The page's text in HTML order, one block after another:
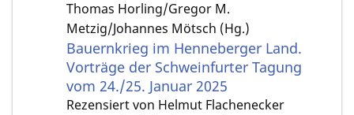
Thomas Horling/Gregor M.
Metzig/Johannes Mötsch (Hg.)
Bauernkrieg im Henneberger Land.
Vorträge der Schweinfurter Tagung
vom 24./25. Januar 2025
Rezensiert von Helmut Flachenecker